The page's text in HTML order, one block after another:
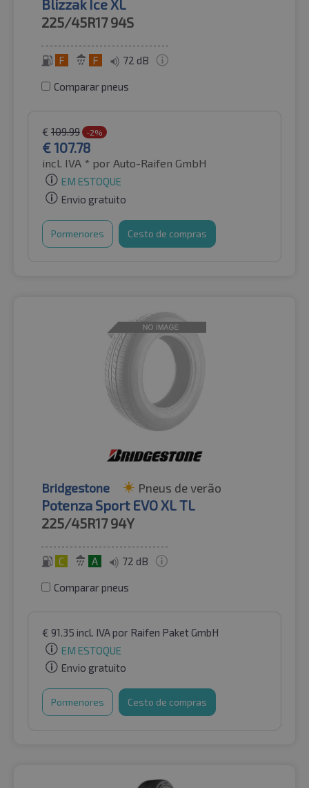
Blizzak Ice XL
225/45R17 94S
F F 72 dB
Comparar pneus
€ 109.99 -2%
€107.78
incl. IVA * por Auto-Raifen GmbH
EM ESTOQUE
Envio gratuito
Pormenores Cesto de compras
Bridgestone Pneus de verão
Potenza Sport EVO XL TL
225/45R17 94Y
C A 72 dB
Comparar pneus
€ 91.35 incl. IVApor Raifen Paket GmbH
EM ESTOQUE
Envio gratuito
Pormenores Cesto de compras